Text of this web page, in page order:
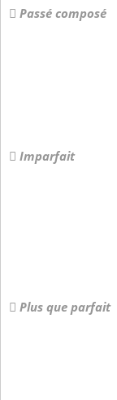
Passé composé
Imparfait
Plus que parfait